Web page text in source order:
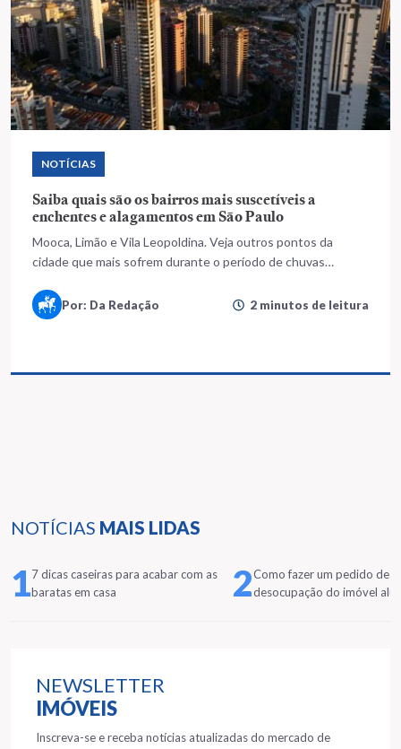
NOTÍCIAS MAIS LIDAS
17 dicas caseiras para acabar com as
baratas em casa
2Como fazer um pedido de
desocupação do imóvel
NEWSLETTER
IMÓVEIS
Inscreva-se e receba notícias atualizadas do mercado de
NOTÍCIAS
Saiba quais são os bairros mais suscetíveis a
enchentes e alagamentos em São Paulo
Mooca, Limão e Vila Leopoldina. Veja outros pontos da
cidade que mais sofrem durante o período de chuvas
Por: Da Redação 2 minutos de leitura